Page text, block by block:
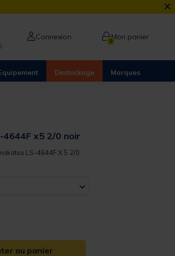
×
Connexion 0Mon panier
Destockage Marques
4644F x5 2/0 noir
LS-4644F X 5 2/0
au panier